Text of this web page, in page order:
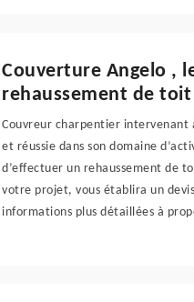
Couverture Angelo ,
rehaussement de toit
Couvreur charpentier intervenant
et réussie dans son domaine
d’effectuer un rehaussement de
votre projet, vous établira un
informations plus détaillées à